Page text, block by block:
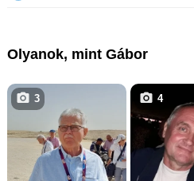
Olyanok, mint Gábor
3 4